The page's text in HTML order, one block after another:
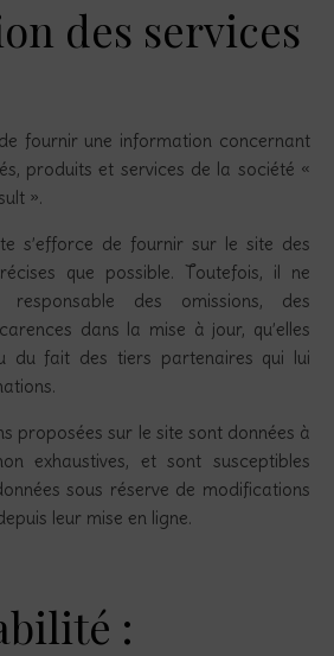
des services
fournir une information concernant
produits et services de la société «
».
s’efforce de fournir sur le site des
que possible. Toutefois, il ne
des omissions, des
dans la mise à jour, qu’elles
du fait des tiers partenaires qui lui
proposées sur le site sont données à
exhaustives, et sont susceptibles
sous réserve de modifications
leur mise en ligne.
: